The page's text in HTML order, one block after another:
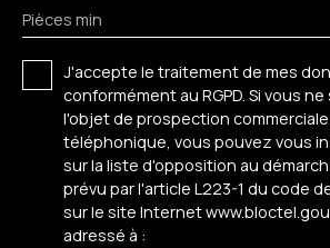
Pièces min
J'accepte le traitement de mes
conformément au RGPD. Si vous
l'objet de prospection commerciale
téléphonique, vous pouvez vous
sur la liste d'opposition au
prévu par l'article L223-1 du code
sur le site Internet
adressé à :